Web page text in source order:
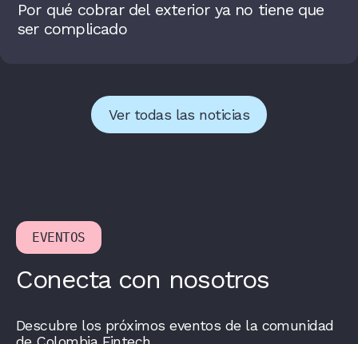
Por qué cobrar del exterior ya no tiene que
ser complicado
Ver todas las noticias
EVENTOS
Conecta con nosotros
Descubre los próximos eventos de la comunidad